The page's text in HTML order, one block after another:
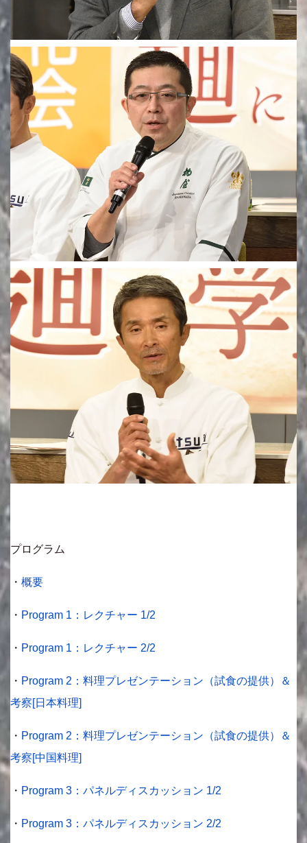
プログラム
・ 概要
・ Program 1：レクチャー 1/2
・ Program 1：レクチャー 2/2
・ Program 2：料理プレゼンテーション（試食の提供）＆
考察[日本料理]
・ Program 2：料理プレゼンテーション（試食の提供）＆
考察[中国料理]
・ Program 3：パネルディスカッション 1/2
・ Program 3：パネルディスカッション 2/2